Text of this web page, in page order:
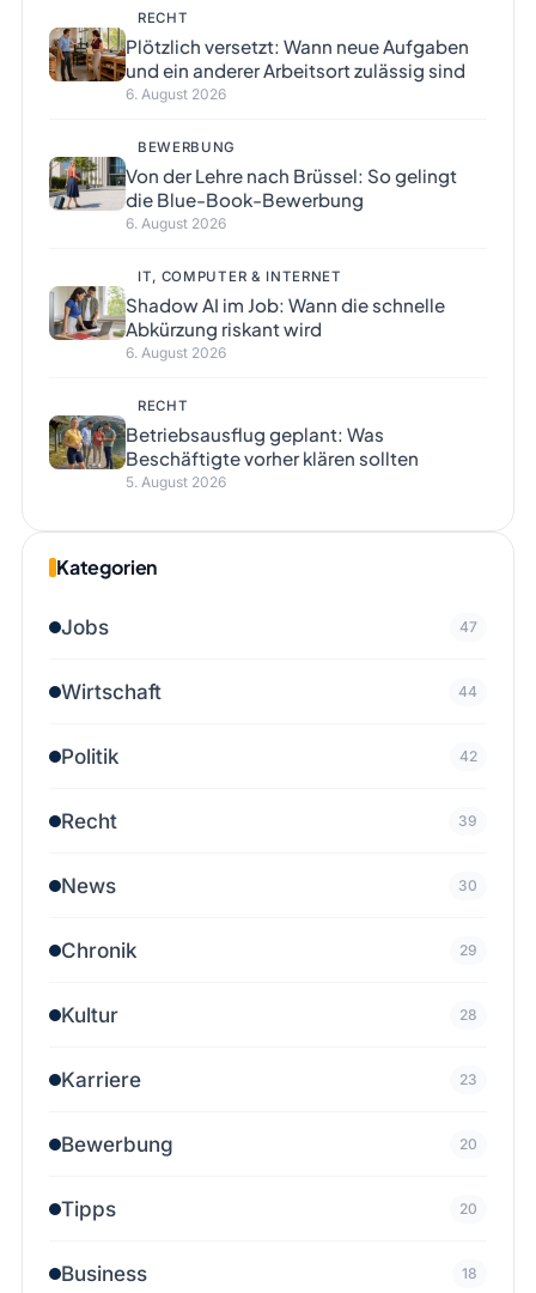
RECHT
Plötzlich versetzt: Wann neue Aufgaben
und ein anderer Arbeitsort zulässig sind
6. August 2026
BEWERBUNG
Von der Lehre nach Brüssel: So gelingt
die Blue-Book-Bewerbung
6. August 2026
IT, COMPUTER & INTERNET
Shadow AI im Job: Wann die schnelle
Abkürzung riskant wird
6. August 2026
RECHT
Betriebsausflug geplant: Was
Beschäftigte vorher klären sollten
5. August 2026
Kategorien
Jobs 47
Wirtschaft 44
Politik 42
Recht 39
News 30
Chronik 29
Kultur 28
Karriere 23
Bewerbung 20
Tipps 20
Business 18